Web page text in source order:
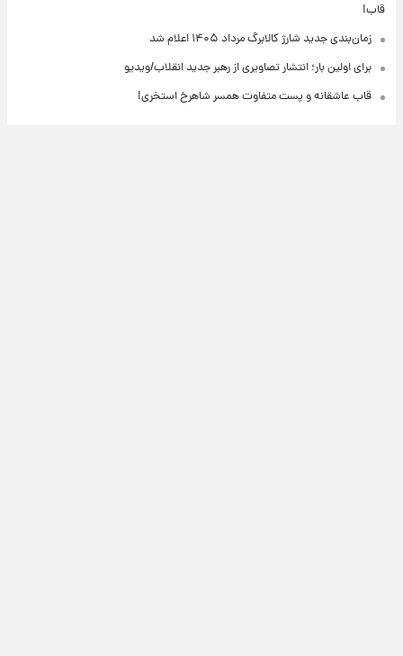
قاب!
زمان‌بندی جدید شارژ کالابرگ مرداد ۱۴۰۵ اعلام شد
برای اولین بار؛ انتشار تصاویری از رهبر جدید انقلاب/ویدیو
قاب عاشقانه و پست متفاوت همسر شاهرخ استخری!